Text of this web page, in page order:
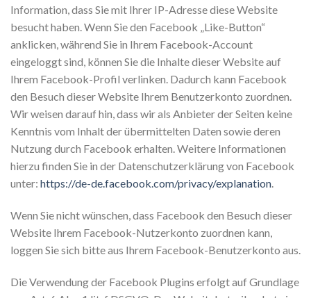
Information, dass Sie mit Ihrer IP-Adresse diese Website
besucht haben. Wenn Sie den Facebook „Like-Button“
anklicken, während Sie in Ihrem Facebook-Account
eingeloggt sind, können Sie die Inhalte dieser Website auf
Ihrem Facebook-Profil verlinken. Dadurch kann Facebook
den Besuch dieser Website Ihrem Benutzerkonto zuordnen.
Wir weisen darauf hin, dass wir als Anbieter der Seiten keine
Kenntnis vom Inhalt der übermittelten Daten sowie deren
Nutzung durch Facebook erhalten. Weitere Informationen
hierzu finden Sie in der Datenschutzerklärung von Facebook
unter: https://de-de.facebook.com/privacy/explanation.
Wenn Sie nicht wünschen, dass Facebook den Besuch dieser
Website Ihrem Facebook-Nutzerkonto zuordnen kann,
loggen Sie sich bitte aus Ihrem Facebook-Benutzerkonto aus.
Die Verwendung der Facebook Plugins erfolgt auf Grundlage